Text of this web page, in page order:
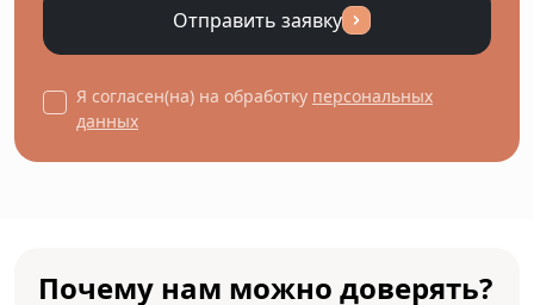
Отправить заявку
Я согласен(на) на обработку персональных
данных
Почему нам можно доверять?